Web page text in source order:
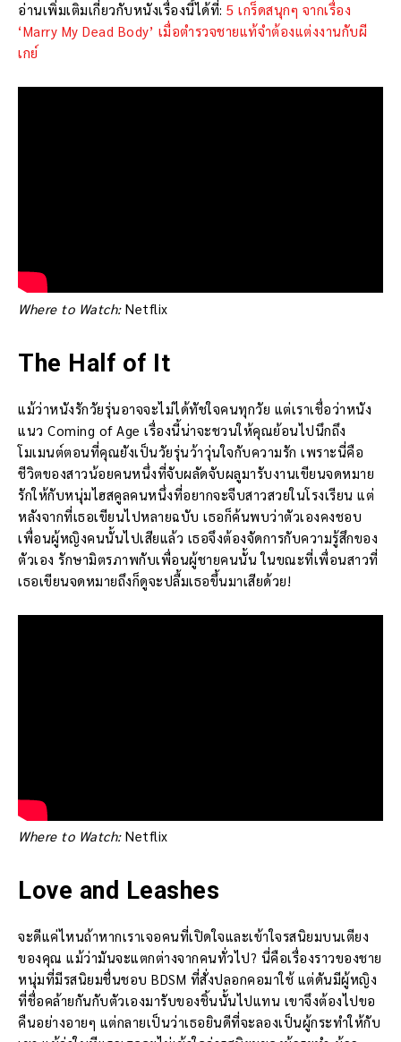
อ่านเพิ่มเติมเกี่ยวกับหนังเรื่องนี้ได้ที่: 5 เกร็ดสนุกๆ จากเรื่อง
‘Marry My Dead Body’ เมื่อตำรวจชายแท้จำต้องแต่งงานกับผี
เกย์
Where to Watch:Netflix
The Half of It
แม้ว่าหนังรักวัยรุ่นอาจจะไม่ได้ทัชใจคนทุกวัย แต่เราเชื่อว่าหนัง
แนว Coming of Age เรื่องนี้น่าจะชวนให้คุณย้อนไปนึกถึง
โมเมนต์ตอนที่คุณยังเป็นวัยรุ่นว้าวุ่นใจกับความรัก เพราะนี่คือ
ชีวิตของสาวน้อยคนหนึ่งที่จับผลัดจับผลูมารับงานเขียนจดหมาย
รักให้กับหนุ่มไฮสคูลคนหนึ่งที่อยากจะจีบสาวสวยในโรงเรียน แต่
หลังจากที่เธอเขียนไปหลายฉบับ เธอก็ค้นพบว่าตัวเองคงชอบ
เพื่อนผู้หญิงคนนั้นไปเสียแล้ว เธอจึงต้องจัดการกับความรู้สึกของ
ตัวเอง รักษามิตรภาพกับเพื่อนผู้ชายคนนั้น ในขณะที่เพื่อนสาวที่
เธอเขียนจดหมายถึงก็ดูจะปลื้มเธอขึ้นมาเสียด้วย!
Where to Watch:Netflix
Love and Leashes
จะดีแค่ไหนถ้าหากเราเจอคนที่เปิดใจและเข้าใจรสนิยมบนเตียง
ของคุณ แม้ว่ามันจะแตกต่างจากคนทั่วไป? นี่คือเรื่องราวของชาย
หนุ่มที่มีรสนิยมชื่นชอบ BDSM ที่สั่งปลอกคอมาใช้ แต่ดันมีผู้หญิง
ที่ชื่อคล้ายกันกับตัวเองมารับของชิ้นนั้นไปแทน เขาจึงต้องไปขอ
คืนอย่างอายๆ แต่กลายเป็นว่าเธอยินดีที่จะลองเป็นผู้กระทำให้กับ